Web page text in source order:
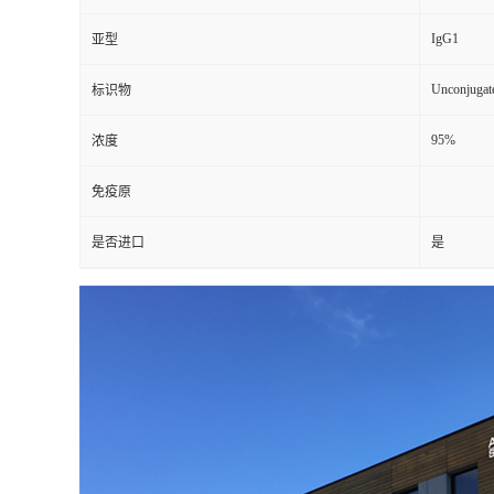
亚型 IgG1
标识物
浓度 95%
免疫原
是否进口 是